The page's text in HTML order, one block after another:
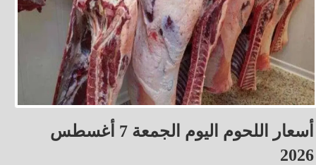
أسعار اللحوم اليوم الجمعة 7 أغسطس
2026